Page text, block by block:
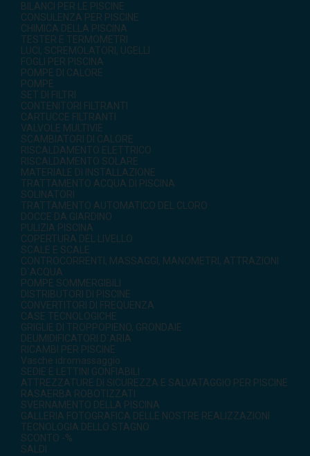
BILANCI PER LE PISCINE
CONSULENZA PER PISCINE
CHIMICA DELLA PISCINA
TESTER E TERMOMETRI
LUCI, SCREMOLATORI, UGELLI
FOGLI PER PISCINA
POMPE DI CALORE
POMPE
SET DI FILTRI
CONTENITORI FILTRANTI
CARTUCCE FILTRANTI
VALVOLE MULTIVIE
SCAMBIATORI DI CALORE
RISCALDAMENTO ELETTRICO
RISCALDAMENTO SOLARE
MATERIALE DI INSTALLAZIONE
TRATTAMENTO ACQUA DI PISCINA
SOLINATORI
TRATTAMENTO AUTOMATICO DEL CLORO
DOCCE DA GIARDINO
PULIZIA PISCINA
COPERTURA DEL LIVELLO
SCALE E SCALE
CONTROCORRENTI, MASSAGGI, MANOMETRI, ATTRAZIONI
D`ACQUA
POMPE SOMMERGIBILI
DISTRIBUTORI DI PISCINE
CONVERTITORI DI FREQUENZA
CASE TECNOLOGICHE
GRIGLIE DI TROPPOPIENO, GRONDAIE
DEUMIDIFICATORI D`ARIA
RICAMBI PER PISCINE
Vasche idromassaggio
SEDIE E LETTINI GONFIABILI
ATTREZZATURE DI SICUREZZA E SALVATAGGIO PER PISCINE
RASAERBA ROBOTIZZATI
SVERNAMENTO DELLA PISCINA
GALLERIA FOTOGRAFICA DELLE NOSTRE REALIZZAZIONI
TECNOLOGIA DELLO STAGNO
SCONTO -%
SALDI